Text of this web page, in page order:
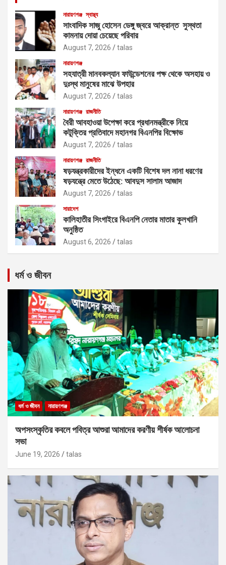
নারায়ণগঞ্জ স্বাস্থ্য
সাংবাদিক সাজু হোসেন ডেঙ্গু জ্বরে আক্রান্ত সুস্থতা
কামনায় দোয়া চেয়েছে পরিবার
August 7, 2026 talas
নারায়ণগঞ্জ
সহযাত্রী মানবকল্যান ফাউন্ডেশনের পক্ষ থেকে অসহায় ও
দুঃস্থ মানুষের মাঝে উপহার
August 7, 2026 talas
নারায়ণগঞ্জ রাজনীতি
বৈরী আবহাওয়া উপেক্ষা করে প্রধানমন্ত্রীকে নিয়ে
কটূক্তির প্রতিবাদে মহানগর বিএনপির বিক্ষোভ
August 7, 2026 talas
নারায়ণগঞ্জ রাজনীতি
ষড়যন্ত্রকারীদের ইন্ধনে একটি বিশেষ দল নানা ধরণের
ষড়যন্ত্রে মেতে উঠেছে: আবদুস সালাম আজাদ
August 7, 2026 talas
সারাদেশ
কালিহাতীর সিংগাইরে বিএনপি নেতার মাতার কুলখানি
অনুষ্ঠিত
August 6, 2026 talas
ধর্ম ও জীবন
ধর্ম ও জীবন নারায়ণগঞ্জ
অপসংস্কৃতির কবলে পবিত্র আশুরা আমাদের করণীয় শীর্ষক আলোচনা
সভা
June 19, 2026 talas